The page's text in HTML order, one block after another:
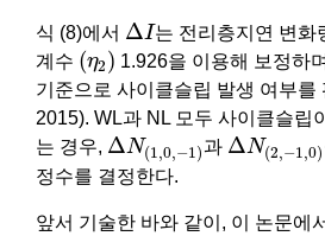
식 (8)에서 ΔI
Δ
는 전리층지연 변화
계수 (η2)
( η 2)1.926을 이용해 보정하
기준으로 사이클슬립 발생 여부를
2015). WL과 NL 모두 사이클슬립
는 경우, ΔN(1,0,−1)
Δ N( 1)
과 ΔN(2,−1,0)
Δ N(2 −1
정수를 결정한다.
앞서 기술한 바와 같이, 이 논문에